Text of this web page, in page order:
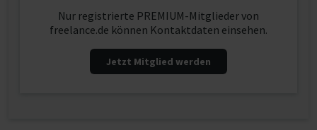
Nur registrierte PREMIUM-Mitglieder von
freelance.de können Kontaktdaten einsehen.
Jetzt Mitglied werden